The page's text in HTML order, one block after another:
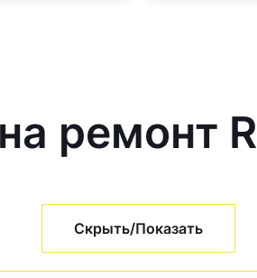
ремонт
Скрыть/Показать